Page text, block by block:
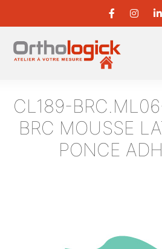
CL189-
BRC MOUSSE
PONCE